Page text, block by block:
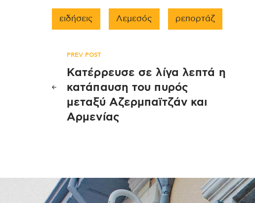
ειδήσεις Λεμεσός ρεπορτάζ
Πλοήγηση
άρθρων
PREV POST
Κατέρρευσε σε λίγα λεπτά η
κατάπαυση του πυρός
μεταξύ Αζερμπαϊτζάν και
Αρμενίας